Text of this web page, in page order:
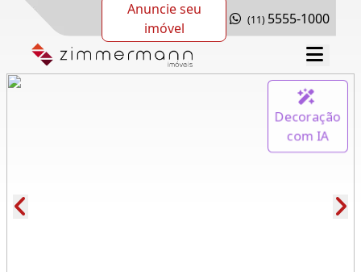
Anuncie seu
imóvel
(11) 5555-1000
Decoração
com IA